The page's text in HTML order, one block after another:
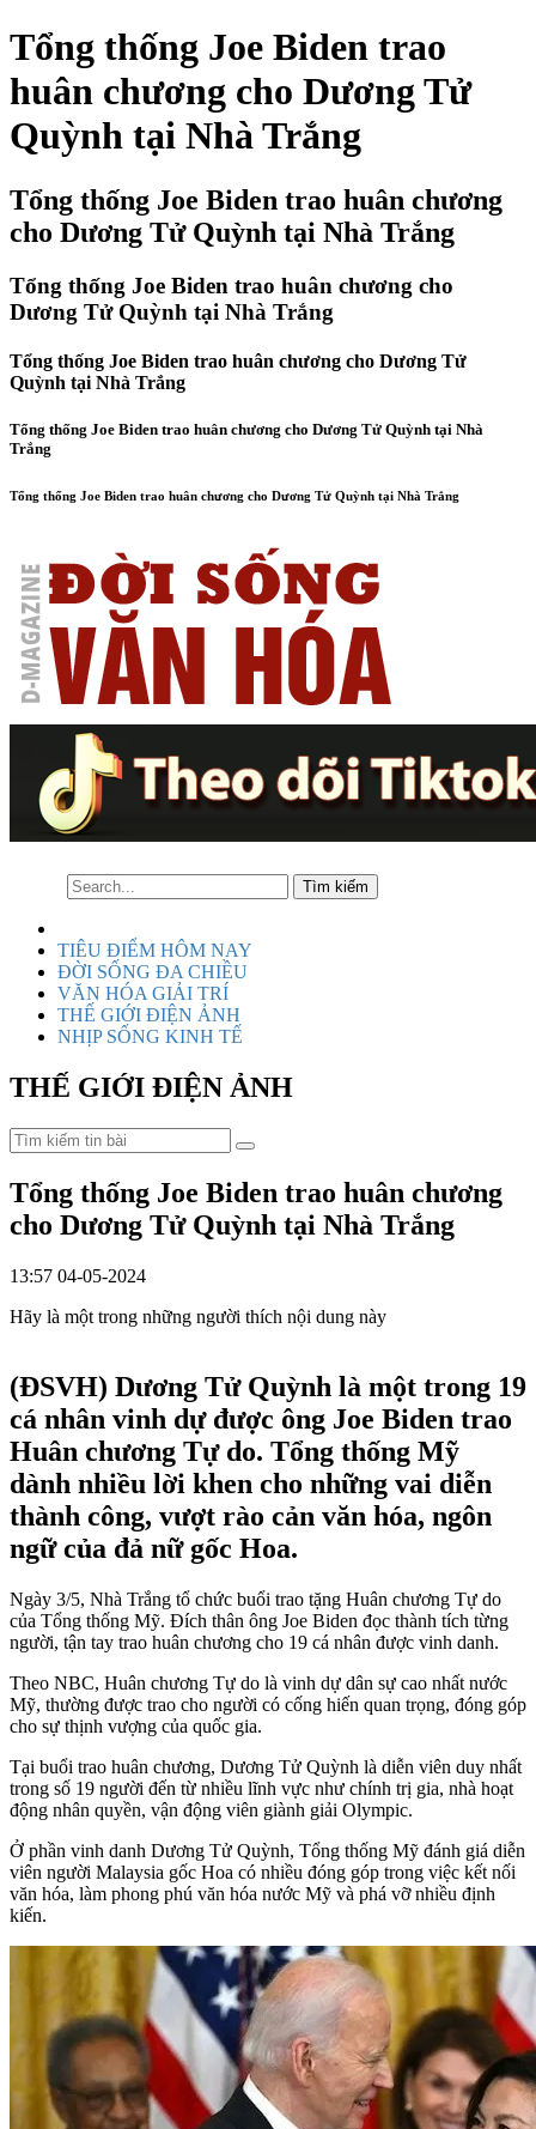
Tổng thống Joe Biden trao
huân chương cho Dương Tử
Quỳnh tại Nhà Trắng
Tổng thống Joe Biden trao huân chương
cho Dương Tử Quỳnh tại Nhà Trắng
Tổng thống Joe Biden trao huân chương cho
Dương Tử Quỳnh tại Nhà Trắng
Tổng thống Joe Biden trao huân chương cho Dương Tử
Quỳnh tại Nhà Trắng
Tổng thống Joe Biden trao huân chương cho Dương Tử Quỳnh tại Nhà
Trắng
Tổng thống Joe Biden trao huân chương cho Dương Tử Quỳnh tại Nhà Trắng
TIÊU ĐIỂM HÔM NAY
ĐỜI SỐNG ĐA CHIỀU
VĂN HÓA GIẢI TRÍ
THẾ GIỚI ĐIỆN ẢNH
NHỊP SỐNG KINH TẾ
THẾ GIỚI ĐIỆN ẢNH
Tổng thống Joe Biden trao huân chương
cho Dương Tử Quỳnh tại Nhà Trắng
13:57 04-05-2024
Hãy là một trong những người thích nội dung này
(ĐSVH) Dương Tử Quỳnh là một trong 19
cá nhân vinh dự được ông Joe Biden trao
Huân chương Tự do. Tổng thống Mỹ
dành nhiều lời khen cho những vai diễn
thành công, vượt rào cản văn hóa, ngôn
ngữ của đả nữ gốc Hoa.
Ngày 3/5, Nhà Trắng tổ chức buổi trao tặng Huân chương Tự do
của Tổng thống Mỹ. Đích thân ông Joe Biden đọc thành tích từng
người, tận tay trao huân chương cho 19 cá nhân được vinh danh.
Theo NBC, Huân chương Tự do là vinh dự dân sự cao nhất nước
Mỹ, thường được trao cho người có cống hiến quan trọng, đóng góp
cho sự thịnh vượng của quốc gia.
Tại buổi trao huân chương, Dương Tử Quỳnh là diễn viên duy nhất
trong số 19 người đến từ nhiều lĩnh vực như chính trị gia, nhà hoạt
động nhân quyền, vận động viên giành giải Olympic.
Ở phần vinh danh Dương Tử Quỳnh, Tổng thống Mỹ đánh giá diễn
viên người Malaysia gốc Hoa có nhiều đóng góp trong việc kết nối
văn hóa, làm phong phú văn hóa nước Mỹ và phá vỡ nhiều định
kiến.